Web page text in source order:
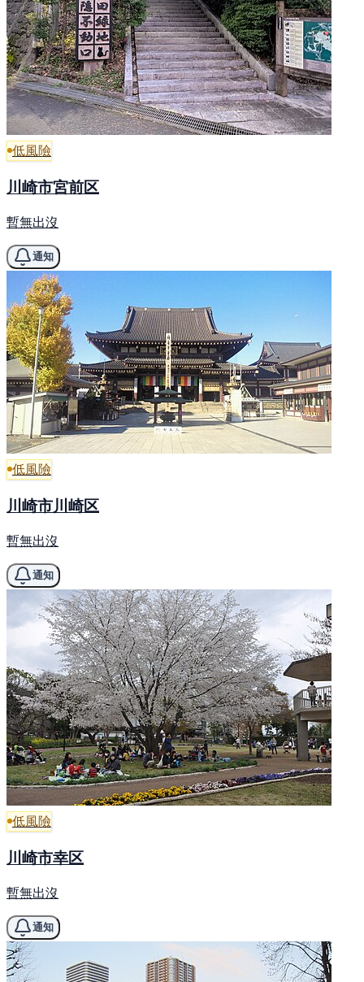
低風險
川崎市宮前区
暫無出沒
通知
低風險
川崎市川崎区
暫無出沒
通知
低風險
川崎市幸区
暫無出沒
通知